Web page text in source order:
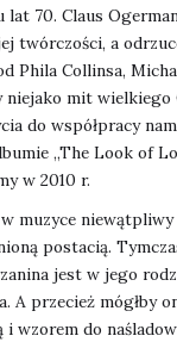
70. Claus
twórczości, a
Phila Collinsa,
niejako mit wielkiego
do współpracy
„The Look of
w 2010 r.
muzyce
postacią.
jest w jego
A przecież mógłby
wzorem do